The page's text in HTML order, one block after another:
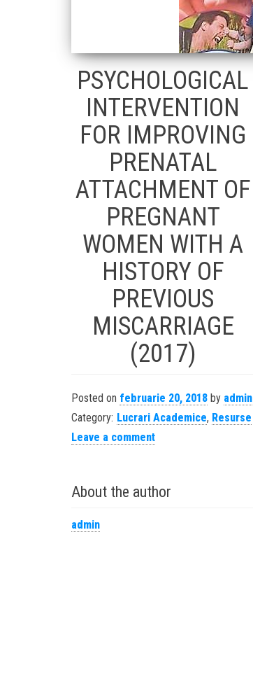
PSYCHOLOGICAL
INTERVENTION
FOR IMPROVING
PRENATAL
ATTACHMENT OF
PREGNANT
WOMEN WITH A
HISTORY OF
PREVIOUS
MISCARRIAGE
(2017)
Posted on februarie 20, 2018 by admin
Category: Lucrari Academice, Resurse
Leave a comment
About the author
admin